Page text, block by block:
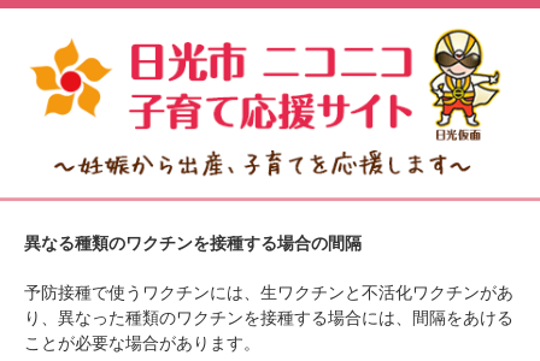
異なる種類のワクチンを接種する場合の間隔
予防接種で使うワクチンには、生ワクチンと不活化ワクチンがあ
り、異なった種類のワクチンを接種する場合には、間隔をあける
ことが必要な場合があります。